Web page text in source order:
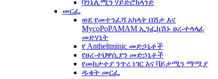
ቫንኔሊሚን ሃይድሮክላንድ
መርፌ
ወደ የመተንፈሻ አካላት በሽታ እና
MycoPoPAMAM ኢንፌክሽኑ ፀረ-ተላላፊ
መድሃኒት
የ Antheltminic መድኃኒቶች
የፀረ-ተህዋሲያን መድኃኒቶች
የመከታተያ ንጥረ ነገር እና ቫይታሚን ማሟያ
ዱቄት መርፌ